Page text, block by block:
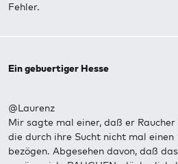
Fehler.
Ein gebuertiger Hesse
@Laurenz
Mir sagte mal einer, daß er
die durch ihre Sucht nicht mal
bezögen. Abgesehen davon, daß